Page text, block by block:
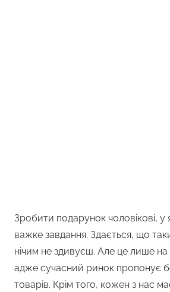
Зробити подарунок чоловікові, у
важке завдання. Здається, що
нічим не здивуєш. Але це лише
адже сучасний ринок пропонує
товарів. Крім того, кожен з нас